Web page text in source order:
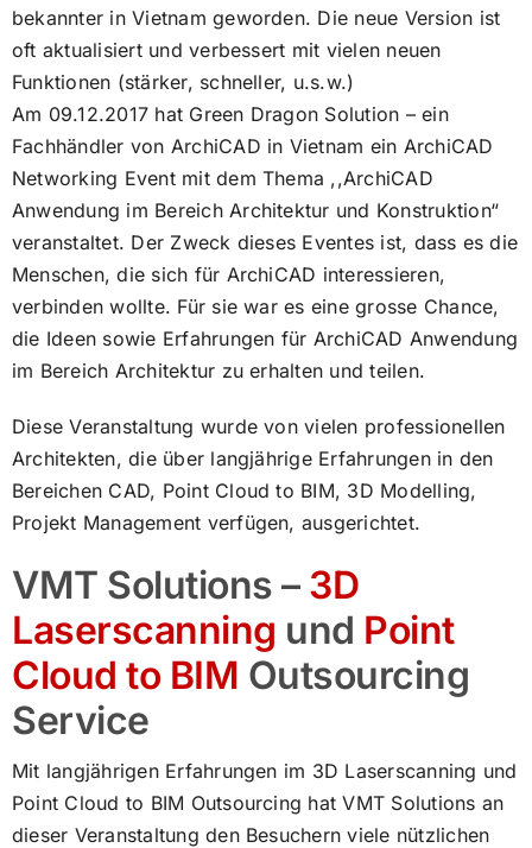
bekannter in Vietnam geworden. Die neue Version ist
oft aktualisiert und verbessert mit vielen neuen
Funktionen (stärker, schneller, u.s.w.)
Am 09.12.2017 hat Green Dragon Solution – ein
Fachhändler von ArchiCAD in Vietnam ein ArchiCAD
Networking Event mit dem Thema ,,ArchiCAD
Anwendung im Bereich Architektur und Konstruktion“
veranstaltet. Der Zweck dieses Eventes ist, dass es die
Menschen, die sich für ArchiCAD interessieren,
verbinden wollte. Für sie war es eine grosse Chance,
die Ideen sowie Erfahrungen für ArchiCAD Anwendung
im Bereich Architektur zu erhalten und teilen.
Diese Veranstaltung wurde von vielen professionellen
Architekten, die über langjährige Erfahrungen in den
Bereichen CAD, Point Cloud to BIM, 3D Modelling,
Projekt Management verfügen, ausgerichtet.
VMT Solutions – 3D
Laserscanning und Point
Cloud to BIM Outsourcing
Service
Mit langjährigen Erfahrungen im 3D Laserscanning und
Point Cloud to BIM Outsourcing hat VMT Solutions an
dieser Veranstaltung den Besuchern viele nützlichen